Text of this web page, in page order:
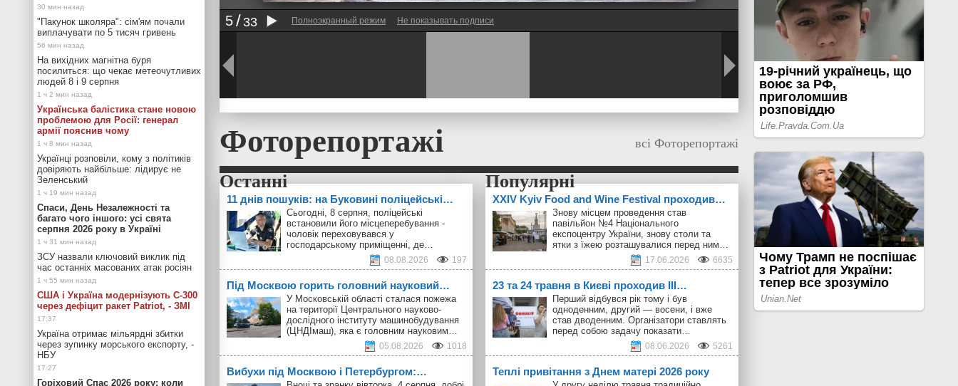
5 33 Полноэкранный режим Не показывать подписи
Фоторепортажі всі Фоторепортажі
11 днів пошуків: на Буковині поліцейські…
Сьогодні, 8 серпня, поліцейські
встановили його місцеперебування -
чоловік переховувався у
господарському приміщенні, де…
08.08.2026 197
Під Москвою горить головний науковий…
У Московській області сталася пожежа
на території Центрального науково-
дослідного інституту машинобудування
(ЦНДІмаш), яка є головним науковим…
05.08.2026 1018
Вибухи під Москвою і Петербургом:…
ХXІV Kyiv Food and Wine Festival проходив…
Знову місцем проведення став
павільйон №4 Національного
експоцентру України, знову столи та
ятки з їжею розташувалися перед ним…
17.06.2026 6635
23 та 24 травня в Києві проходив III…
Перший відбувся рік тому і був
одноденним, другий — восени, і вже
став дводенним. Організатори ставлять
перед собою задачу показати…
08.06.2026 5261
Теплі привітання з Днем матері 2026 року
"Пакунок школяра": сім'ям почали
виплачувати по 5 тисяч гривень
На вихідних магнітна буря
посилиться: що чекає метеочутливих
людей 8 і 9 серпня
Українська балістика стане новою
проблемою для Росії: генерал
армії пояснив чому
Українці розповіли, кому з політиків
довіряють найбільше: лідирує не
Зеленський
Спаси, День Незалежності та
багато чого іншого: усі свята
серпня 2026 року в Україні
ЗСУ назвали ключовий виклик під
час останніх масованих атак росіян
США і Україна модернізують С-300
через дефіцит ракет Patriot, - ЗМІ
Україна отримає мільярдні збитки
через зупинку морського експорту, -
НБУ
Горіховий Спас 2026 року: коли